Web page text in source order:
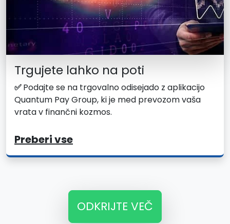
Trgujete lahko na poti
✅Podajte se na trgovalno odisejado z aplikacijo
Quantum Pay Group, ki je med prevozom vaša
vrata v finančni kozmos.
Preberi vse
ODKRIJTE VEČ